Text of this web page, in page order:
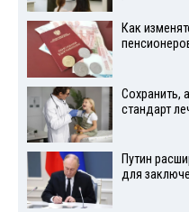
Как
Сохранить,
стандарт
Путин
для